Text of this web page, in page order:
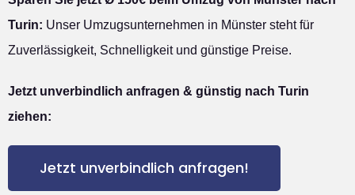
Turin: Unser Umzugsunternehmen in Münster steht für
Zuverlässigkeit, Schnelligkeit und günstige Preise.
Jetzt unverbindlich anfragen & günstig nach Turin
ziehen:
Jetzt unverbindlich anfragen!